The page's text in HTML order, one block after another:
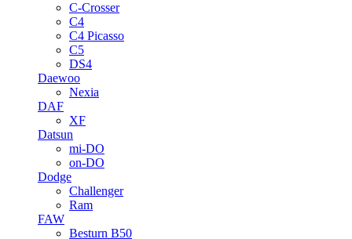
C-Crosser
C4
C4 Picasso
C5
DS4
Daewoo
Nexia
DAF
XF
Datsun
mi-DO
on-DO
Dodge
Challenger
Ram
FAW
Besturn B50